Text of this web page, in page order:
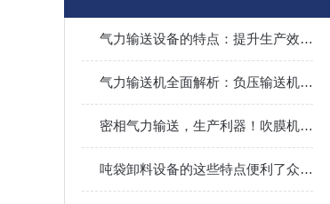
气力输送设备的特点：提升生产效率的优选方案
气力输送机全面解析：负压输送机和浓相风送机性能评估
密相气力输送，生产利器！吹膜机配套密相气力输送设备详细介绍
吨袋卸料设备的这些特点便利了众多行业！